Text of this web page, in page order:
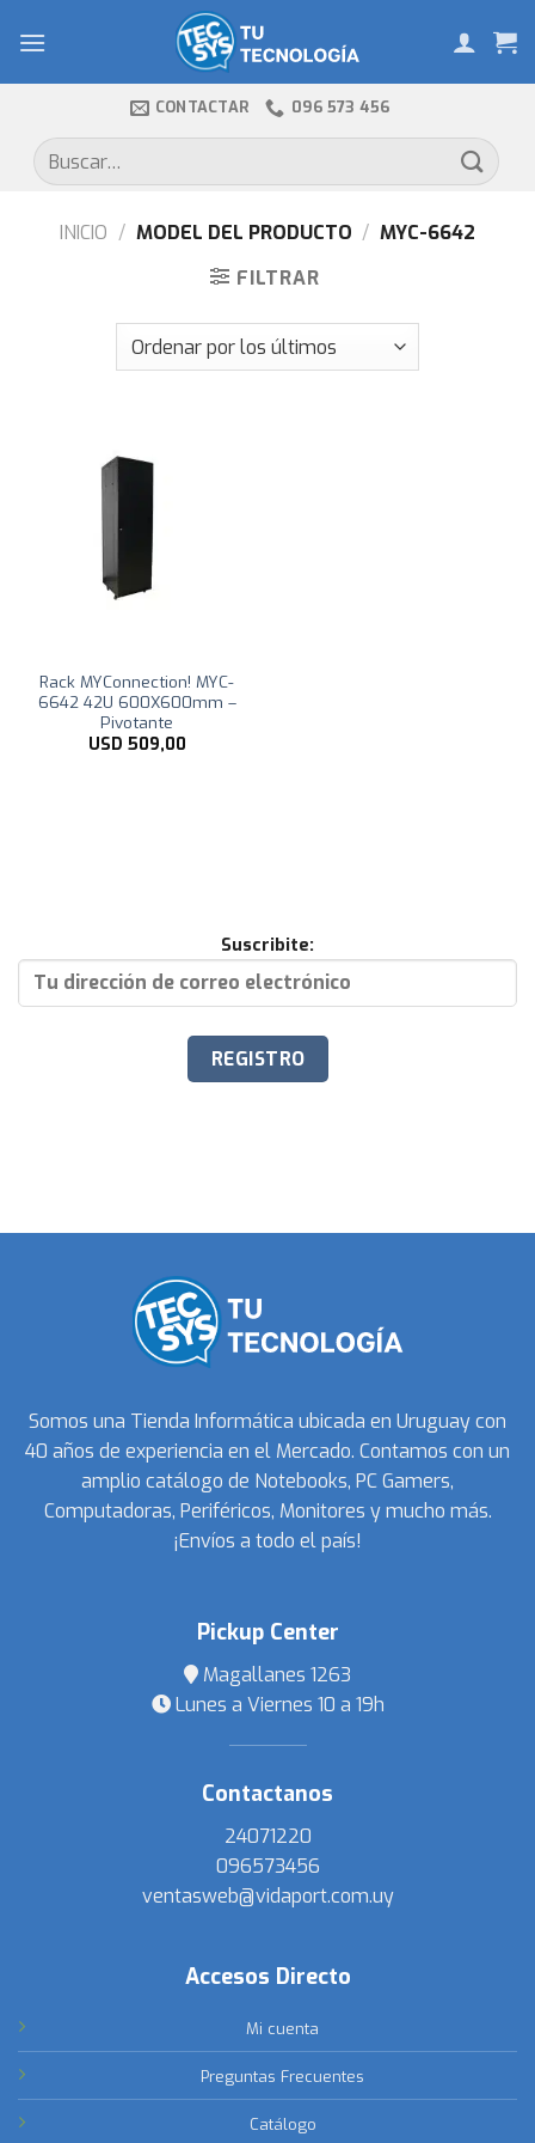
CONTACTAR 096 573 456
Buscar
por:
INICIO / MODEL DEL PRODUCTO / MYC-6642
FILTRAR
Rack MYConnection! MYC-
6642 42U 600X600mm –
Pivotante
USD 509,00
Suscribite:
Somos una Tienda Informática ubicada en Uruguay con
40 años de experiencia en el Mercado. Contamos con un
amplio catálogo de Notebooks, PC Gamers,
Computadoras, Periféricos, Monitores y mucho más.
¡Envíos a todo el país!
Pickup Center
Magallanes 1263
Lunes a Viernes 10 a 19h
Contactanos
24071220
096573456
ventasweb@vidaport.com.uy
Accesos Directo
Mi cuenta
Preguntas Frecuentes
Catálogo